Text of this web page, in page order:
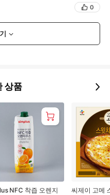
0
상품
NFC 착즙 오렌지
씨제이 고메